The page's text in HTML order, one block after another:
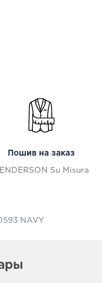
Пошив на заказ
Su Misura
NAVY